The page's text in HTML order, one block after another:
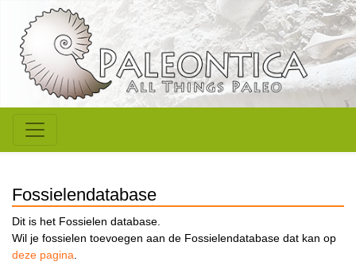
Fossielendatabase
Dit is het Fossielen database.
Wil je fossielen toevoegen aan de Fossielendatabase dat kan op
deze pagina.